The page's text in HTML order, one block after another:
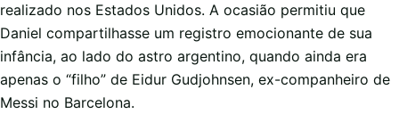
realizado nos Estados Unidos. A ocasião permitiu que
Daniel compartilhasse um registro emocionante de sua
infância, ao lado do astro argentino, quando ainda era
apenas o “filho” de Eidur Gudjohnsen, ex-companheiro de
Messi no Barcelona.